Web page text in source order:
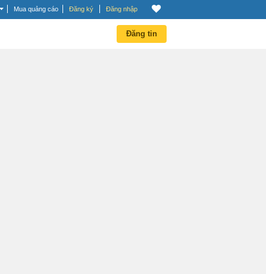
Mua quảng cáo Đăng ký Đăng nhập
Đăng tin